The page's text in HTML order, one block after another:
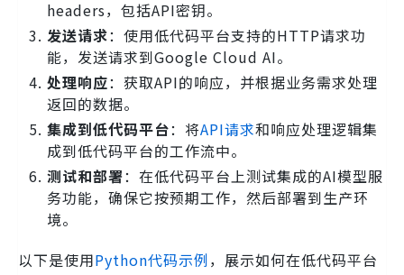
headers，包括API密钥。
发送请求：使用低代码平台支持的HTTP请求功
能，发送请求到Google Cloud AI。
处理响应：获取API的响应，并根据业务需求处理
返回的数据。
集成到低代码平台：将API请求和响应处理逻辑集
成到低代码平台的工作流中。
测试和部署：在低代码平台上测试集成的AI模型服
务功能，确保它按预期工作，然后部署到生产环
境。
以下是使用Python代码示例，展示如何在低代码平台